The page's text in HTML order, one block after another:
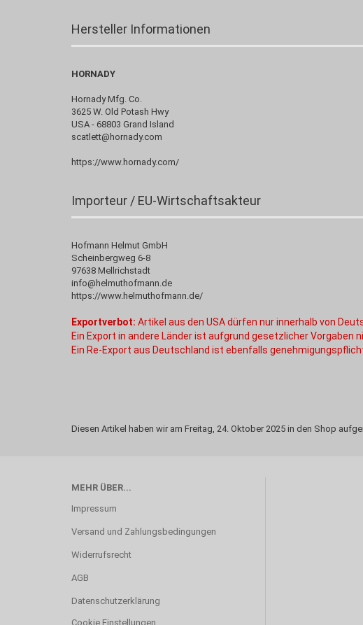
Hersteller Informationen
HORNADY
Hornady Mfg. Co.
3625 W. Old Potash Hwy
USA - 68803 Grand Island
scatlett@hornady.com
https://www.hornady.com/
Importeur / EU-Wirtschaftsakteur
Hofmann Helmut GmbH
Scheinbergweg 6-8
97638 Mellrichstadt
info@helmuthofmann.de
https://www.helmuthofmann.de/
Exportverbot: Artikel aus den USA dürfen nur innerhalb von
Ein Export in andere Länder ist aufgrund gesetzlicher Vorgaben
Ein Re-Export aus Deutschland ist ebenfalls
Diesen Artikel haben wir am Freitag, 24. Oktober 2025 in den Shop
MEHR ÜBER...
Impressum
Versand und Zahlungsbedingungen
Widerrufsrecht
AGB
Datenschutzerklärung
Cookie Einstellungen